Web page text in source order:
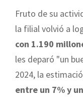
Fruto de su
la filial volvió a
con 1.190
les deparó "un
2024, la
entre un 7% y